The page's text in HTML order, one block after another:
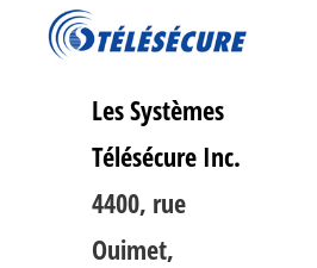
Les Systèmes
Télésécure Inc.
4400, rue
Ouimet,